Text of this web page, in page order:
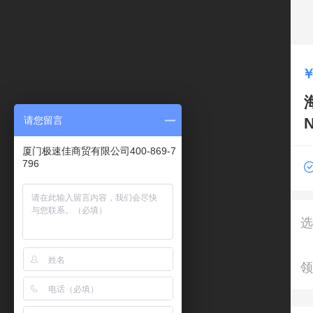
请您留言
厦门极速佳商贸有限公司400-869-7
796